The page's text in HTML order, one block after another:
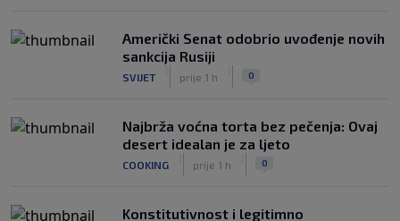
Američki Senat odobrio uvođenje novih
sankcija Rusiji
SVIJET prije 1 h 0
Najbrža voćna torta bez pečenja: Ovaj
desert idealan je za ljeto
COOKING prije 1 h 0
Konstitutivnost i legitimno